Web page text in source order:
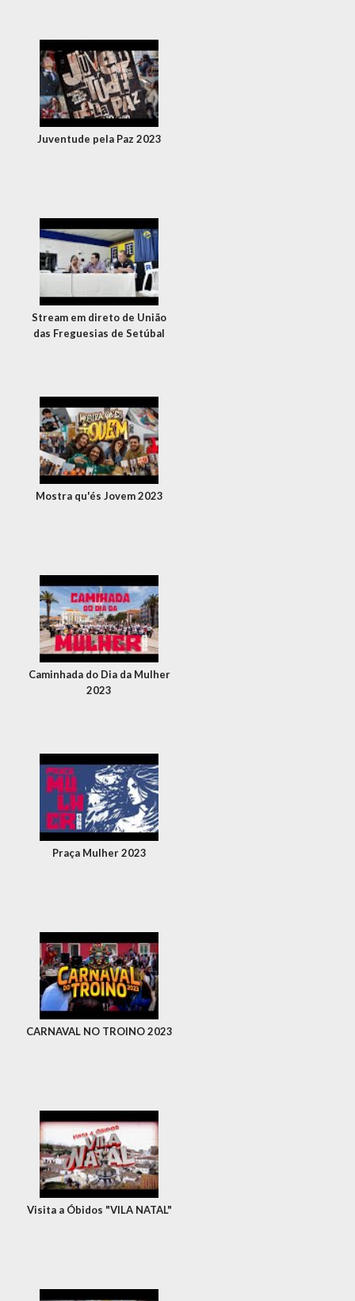
Juventude pela Paz 2023
Stream em direto de União
das Freguesias de Setúbal
Mostra qu'és Jovem 2023
Caminhada do Dia da Mulher
2023
Praça Mulher 2023
CARNAVAL NO TROINO 2023
Visita a Óbidos "VILA NATAL"